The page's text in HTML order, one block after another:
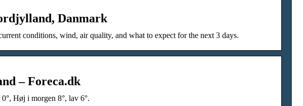
Danmark
conditions, wind, air quality, and what to expect for the next 3 days.
– Foreca.dk
Høj i morgen 8°, lav 6°.